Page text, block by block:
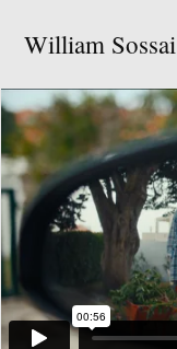
William Sossai